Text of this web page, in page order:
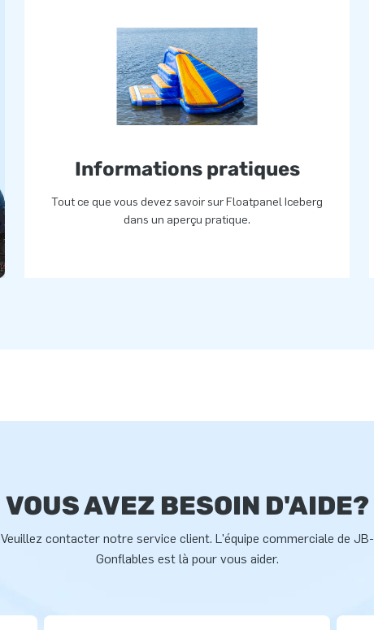
Informations pratiques
Tout ce que vous devez savoir sur Floatpanel Iceberg
dans un aperçu pratique.
VOUS AVEZ BESOIN D'AIDE?
Veuillez contacter notre service client. L'équipe commerciale de JB-
Gonflables est là pour vous aider.